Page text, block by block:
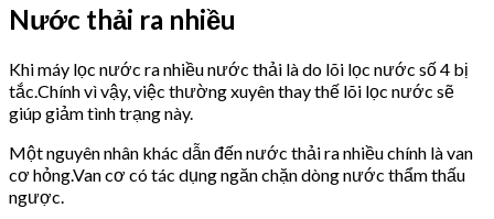
Nước thải ra nhiều
Khi máy lọc nước ra nhiều nước thải là do lõi lọc nước số 4 bị
tắc.Chính vì vậy, việc thường xuyên thay thế lõi lọc nước sẽ
giúp giảm tình trạng này.
Một nguyên nhân khác dẫn đến nước thải ra nhiều chính là van
cơ hỏng.Van cơ có tác dụng ngăn chặn dòng nước thẩm thấu
ngược.